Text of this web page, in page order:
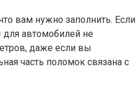
вам нужно заполнить. Если
для автомобилей не
даже если вы
часть поломок связана с